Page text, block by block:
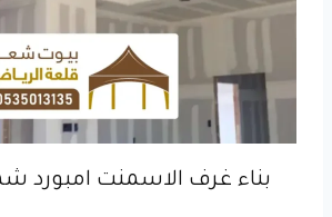
بناء غرف الاسمنت امبورد